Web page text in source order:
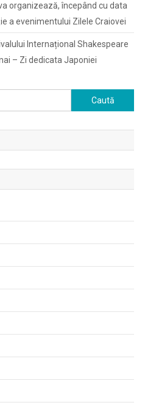
organizează, începând cu data
a evenimentului Zilele Craiovei
Internațional Shakespeare
– Zi dedicata Japoniei
Caută
după: